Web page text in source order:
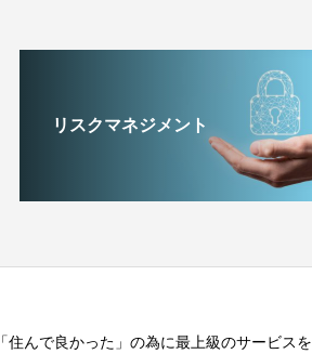
リスクマネジメント
「住んで良かった」の為に最上級のサービスを